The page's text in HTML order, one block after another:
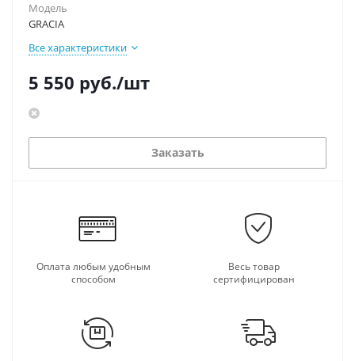
Модель
GRACIA
Все характеристики
5 550 руб./шт
Заказать
Оплата любым удобным
способом
Весь товар
сертифицирован